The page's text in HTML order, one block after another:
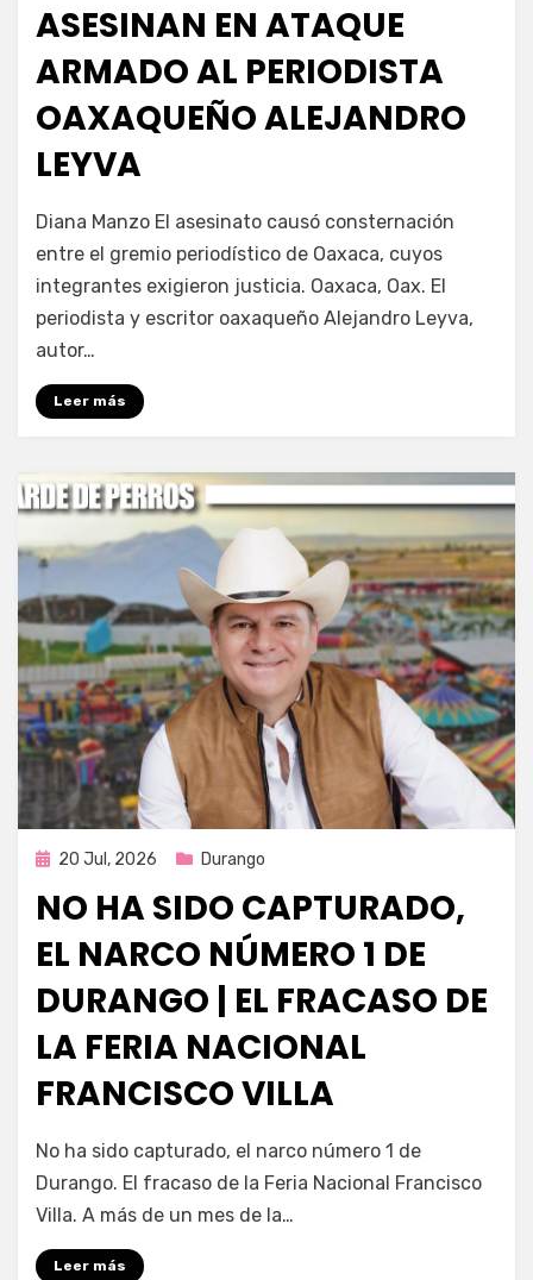
ASESINAN EN ATAQUE
ARMADO AL PERIODISTA
OAXAQUEÑO ALEJANDRO
LEYVA
Fernando Miranda Servín
Diana Manzo El asesinato causó consternación
entre el gremio periodístico de Oaxaca, cuyos
integrantes exigieron justicia. Oaxaca, Oax. El
periodista y escritor oaxaqueño Alejandro Leyva,
autor…
Leer más
Publicada
20 Jul, 2026 Durango
NO HA SIDO CAPTURADO,
EL NARCO NÚMERO 1 DE
DURANGO | EL FRACASO DE
LA FERIA NACIONAL
FRANCISCO VILLA
por Fernando Miranda Servín
No ha sido capturado, el narco número 1 de
Durango. El fracaso de la Feria Nacional Francisco
Villa. A más de un mes de la…
Leer más